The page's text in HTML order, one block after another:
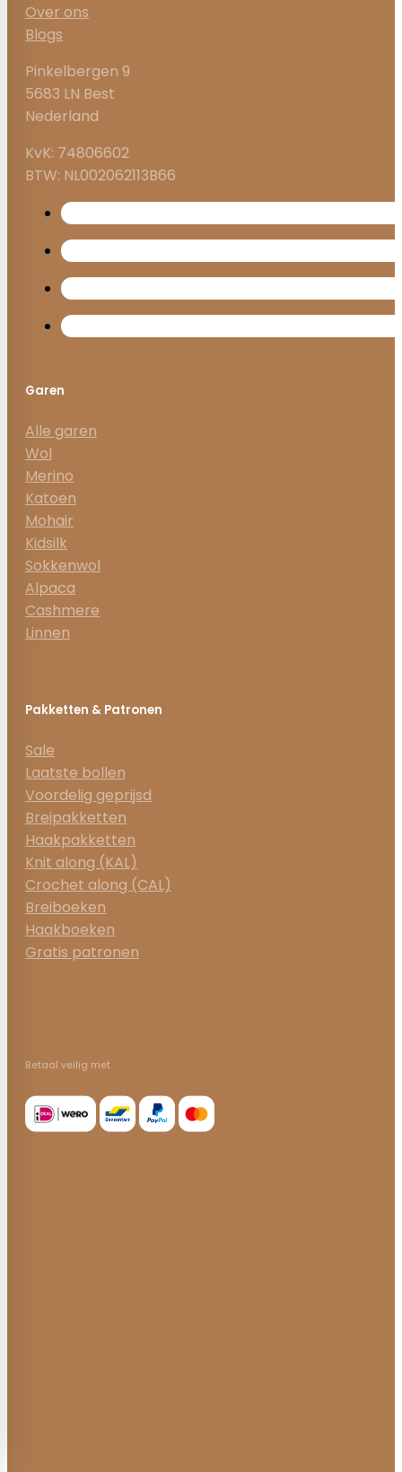
Over ons
Blogs
Pinkelbergen 9
5683 LN Best
Nederland
KvK: 74806602
BTW: NL002062113B66
Garen
Alle garen
Wol
Merino
Katoen
Mohair
Kidsilk
Sokkenwol
Alpaca
Cashmere
Linnen
Pakketten & Patronen
Sale
Laatste bollen
Voordelig geprijsd
Breipakketten
Haakpakketten
Knit along (KAL)
Crochet along (CAL)
Breiboeken
Haakboeken
Gratis patronen
Betaal veilig met